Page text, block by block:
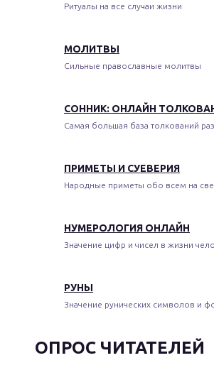
Ритуалы на все случаи жизни
МОЛИТВЫ
Сильные православные молитвы
СОННИК: ОНЛАЙН
Самая большая база толкований
ПРИМЕТЫ И СУЕВЕРИЯ
Народные приметы обо всем на
НУМЕРОЛОГИЯ ОНЛАЙН
Значение цифр и чисел в жизни
РУНЫ
Значение рунических символов и
ОПРОС ЧИТАТЕЛЕЙ